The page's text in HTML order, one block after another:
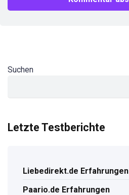
Suchen
Letzte Testberichte
Liebedirekt.de Erfahrungen
Paario.de Erfahrungen